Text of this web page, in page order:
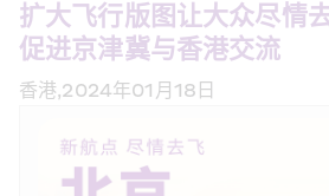
扩大飞行版图让大众尽情
促进京津冀与香港交流
香港,2024年01月18日